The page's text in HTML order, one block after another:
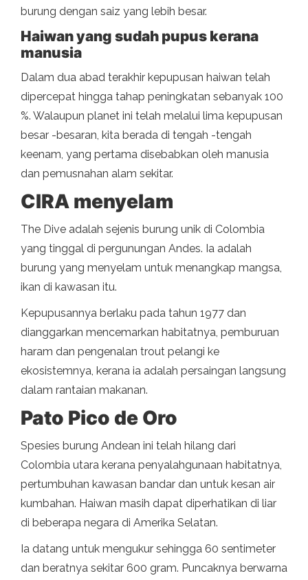
burung dengan saiz yang lebih besar.
Haiwan yang sudah pupus kerana
manusia
Dalam dua abad terakhir kepupusan haiwan telah
dipercepat hingga tahap peningkatan sebanyak 100
%. Walaupun planet ini telah melalui lima kepupusan
besar -besaran, kita berada di tengah -tengah
keenam, yang pertama disebabkan oleh manusia
dan pemusnahan alam sekitar.
CIRA menyelam
The Dive adalah sejenis burung unik di Colombia
yang tinggal di pergunungan Andes. Ia adalah
burung yang menyelam untuk menangkap mangsa,
ikan di kawasan itu.
Kepupusannya berlaku pada tahun 1977 dan
dianggarkan mencemarkan habitatnya, pemburuan
haram dan pengenalan trout pelangi ke
ekosistemnya, kerana ia adalah persaingan langsung
dalam rantaian makanan.
Pato Pico de Oro
Spesies burung Andean ini telah hilang dari
Colombia utara kerana penyalahgunaan habitatnya,
pertumbuhan kawasan bandar dan untuk kesan air
kumbahan. Haiwan masih dapat diperhatikan di liar
di beberapa negara di Amerika Selatan.
Ia datang untuk mengukur sehingga 60 sentimeter
dan beratnya sekitar 600 gram. Puncaknya berwarna